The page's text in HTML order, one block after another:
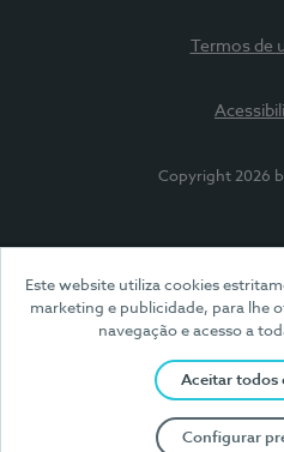
Este website utiliza cookies
marketing e publicidade, para lhe
navegação e acesso a
Aceitar todos
Configurar
Termos de
Copyright 2026